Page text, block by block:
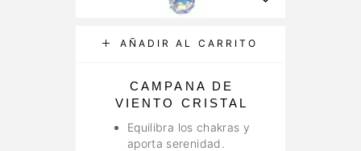
AÑADIR AL CARRITO
CAMPANA DE
VIENTO CRISTAL
Equilibra los chakras y
aporta serenidad.